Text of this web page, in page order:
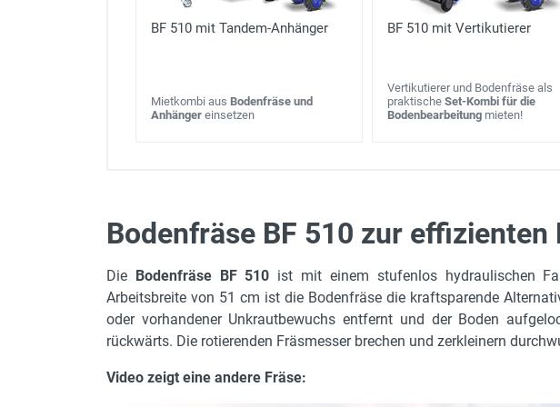
BF 510 mit Tandem-Anhänger
Mietkombi aus Bodenfräse und
Anhänger einsetzen
BF 510 mit Vertikutierer
Vertikutierer und Bodenfräse als
praktische Set-Kombi für die
Bodenbearbeitung mieten!
Antrieb
Honda GX 390 1-Zylinder
Motorleistung in kW
9.5 kW
Tankinhalt und Kraftstoff
6,1 l, Benzin
Leergewicht
257 kg
Bereifung
Bodenfräse BF 510 zur
Die Bodenfräse BF 510 ist mit einem stufenlos hydraulischen
Arbeitsbreite von 51 cm ist die Bodenfräse die kraftsparende
oder vorhandener Unkrautbewuchs entfernt und der Boden
rückwärts. Die rotierenden Fräsmesser brechen und zerkleinern
Video zeigt eine andere Fräse: